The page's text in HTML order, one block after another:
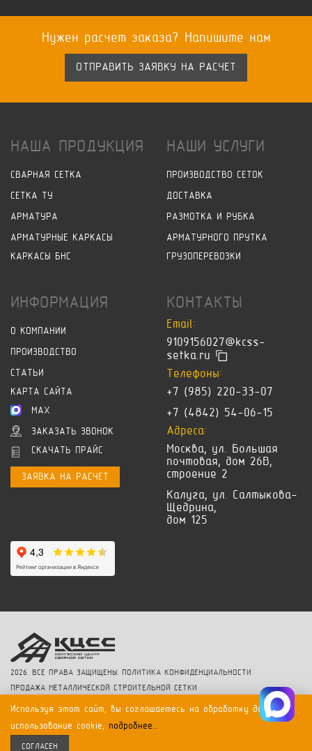
Нужен расчет заказа? Напишите нам
ОТПРАВИТЬ ЗАЯВКУ НА РАСЧЕТ
НАША ПРОДУКЦИЯ
СВАРНАЯ СЕТКА
СЕТКА ТУ
АРМАТУРА
АРМАТУРНЫЕ КАРКАСЫ
КАРКАСЫ БНС
НАШИ УСЛУГИ
ПРОИЗВОДСТВО СЕТОК
ДОСТАВКА
РАЗМОТКА И РУБКА
АРМАТУРНОГО ПРУТКА
ГРУЗОПЕРЕВОЗКИ
ИНФОРМАЦИЯ
О КОМПАНИИ
ПРОИЗВОДСТВО
СТАТЬИ
КАРТА САЙТА
MAX
ЗАКАЗАТЬ ЗВОНОК
СКАЧАТЬ ПРАЙС
ЗАЯВКА НА РАСЧЕТ
КОНТАКТЫ
Email:
9109156027@kcss-
setka.ru
Телефоны:
+7 (985) 220-33-07
+7 (4842) 54-06-15
Адреса:
Москва, ул. Большая
почтовая, дом 26В,
строение 2
Калуга, ул. Салтыкова-
Щедрина,
дом 125
2026. ВСЕ ПРАВА ЗАЩИЩЕНЫ.
ПОЛИТИКА КОНФИДЕНЦИАЛЬНОСТИ
ПРОДАЖА МЕТАЛЛИЧЕСКОЙ СТРОИТЕЛЬНОЙ СЕТКИ
продвижение и маркетинг
Используя этот сайт, вы соглашаетесь на обработку данных и
использование cookie, подробнее…
СОГЛАСЕН